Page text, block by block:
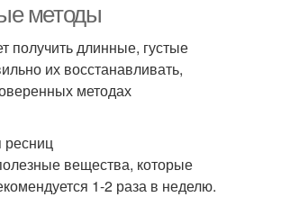
методы
получить длинные, густые
их восстанавливать,
методах
ресниц
вещества, которые
1-2 раза в неделю.